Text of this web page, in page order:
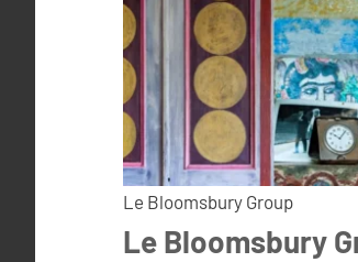
Le Bloomsbury Group
Le Bloomsbury